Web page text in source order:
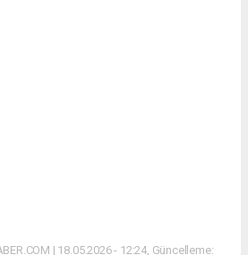
| 18.05.2026 - 12:24, Güncelleme: